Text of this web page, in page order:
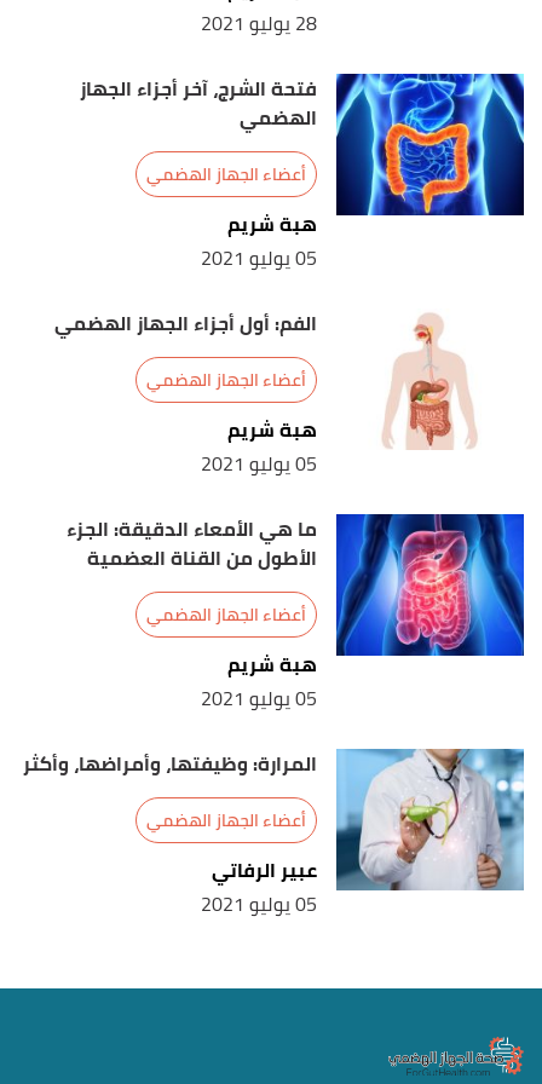
livescience , Retrieved 25/2/2021. Edited.
28 يوليو 2021
فتحة الشرج، آخر أجزاء الجهاز
الهضمي
أعضاء الجهاز الهضمي
هبة شريم
05 يوليو 2021
الفم: أول أجزاء الجهاز الهضمي
أعضاء الجهاز الهضمي
هبة شريم
05 يوليو 2021
ما هي الأمعاء الدقيقة: الجزء
الأطول من القناة العضمية
أعضاء الجهاز الهضمي
هبة شريم
05 يوليو 2021
المرارة: وظيفتها، وأمراضها، وأكثر
أعضاء الجهاز الهضمي
عبير الرفاتي
05 يوليو 2021